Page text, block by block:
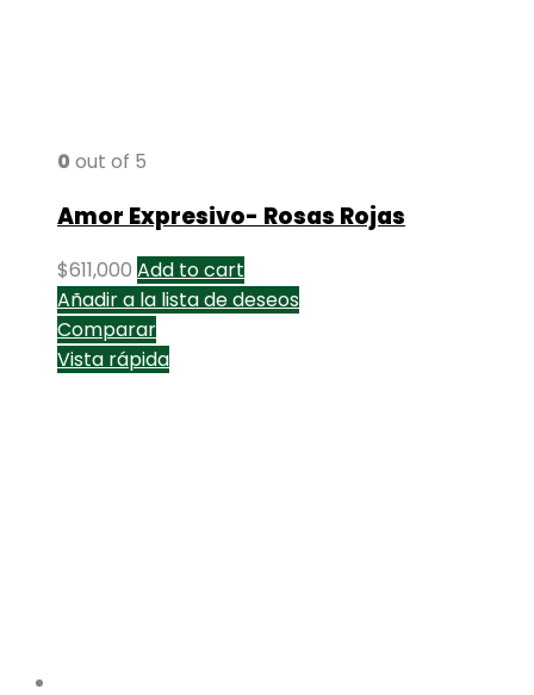
0 out of 5
Amor Expresivo- Rosas Rojas
$611,000 Add to cart
Añadir a la lista de deseos
Comparar
Vista rápida